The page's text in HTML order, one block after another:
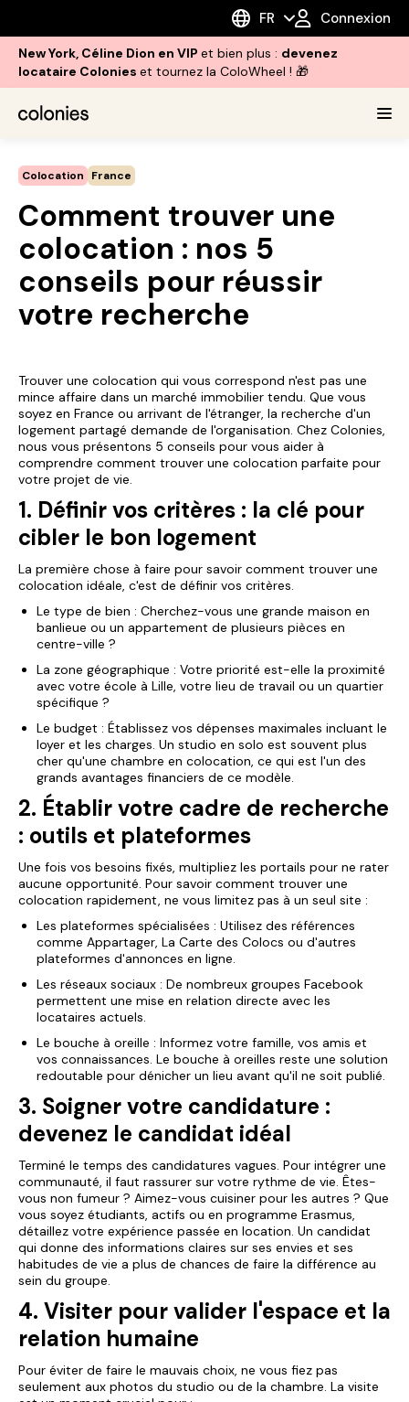
FR Connexion
New York, Céline Dion en VIP et bien plus : devenez
locataire Colonies et tournez la ColoWheel ! 🎁
Colocation France
Comment trouver une
colocation : nos 5
conseils pour réussir
votre recherche
Trouver une colocation qui vous correspond n'est pas une
mince affaire dans un marché immobilier tendu. Que vous
soyez en France ou arrivant de l'étranger, la recherche d'un
logement partagé demande de l'organisation. Chez Colonies,
nous vous présentons 5 conseils pour vous aider à
comprendre comment trouver une colocation parfaite pour
votre projet de vie.
1. Définir vos critères : la clé pour
cibler le bon logement
La première chose à faire pour savoir comment trouver une
colocation idéale, c'est de définir vos critères.
Le type de bien : Cherchez-vous une grande maison en
banlieue ou un appartement de plusieurs pièces en
centre-ville ?
La zone géographique : Votre priorité est-elle la proximité
avec votre école à Lille, votre lieu de travail ou un quartier
spécifique ?
Le budget : Établissez vos dépenses maximales incluant le
loyer et les charges. Un studio en solo est souvent plus
cher qu'une chambre en colocation, ce qui est l'un des
grands avantages financiers de ce modèle.
2. Établir votre cadre de recherche
: outils et plateformes
Une fois vos besoins fixés, multipliez les portails pour ne rater
aucune opportunité. Pour savoir comment trouver une
colocation rapidement, ne vous limitez pas à un seul site :
Les plateformes spécialisées : Utilisez des références
comme Appartager, La Carte des Colocs ou d'autres
plateformes d'annonces en ligne.
Les réseaux sociaux : De nombreux groupes Facebook
permettent une mise en relation directe avec les
locataires actuels.
Le bouche à oreille : Informez votre famille, vos amis et
vos connaissances. Le bouche à oreilles reste une solution
redoutable pour dénicher un lieu avant qu'il ne soit publié.
3. Soigner votre candidature :
devenez le candidat idéal
Terminé le temps des candidatures vagues. Pour intégrer une
communauté, il faut rassurer sur votre rythme de vie. Êtes-
vous non fumeur ? Aimez-vous cuisiner pour les autres ? Que
vous soyez étudiants, actifs ou en programme Erasmus,
détaillez votre expérience passée en location. Un candidat
qui donne des informations claires sur ses envies et ses
habitudes de vie a plus de chances de faire la différence au
sein du groupe.
4. Visiter pour valider l'espace et la
relation humaine
Pour éviter de faire le mauvais choix, ne vous fiez pas
seulement aux photos du studio ou de la chambre. La visite